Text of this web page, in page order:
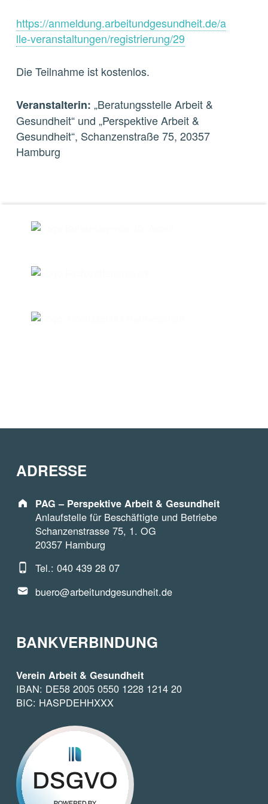
https://anmeldung.arbeitundgesundheit.de/a
lle-veranstaltungen/registrierung/29
Die Teilnahme ist kostenlos.
Veranstalterin: „Beratungsstelle Arbeit &
Gesundheit“ und „Perspektive Arbeit &
Gesundheit“, Schanzenstraße 75, 20357
Hamburg
ADRESSE
Address:
PAG – Perspektive Arbeit & Gesundheit
Anlaufstelle für Beschäftigte und Betriebe
Schanzenstrasse 75, 1. OG
20357 Hamburg
Phone number:
Tel.: 040 439 28 07
Email address:
buero@arbeitundgesundheit.de
BANKVERBINDUNG
Verein Arbeit & Gesundheit
IBAN: DE58 2005 0550 1228 1214 20
BIC: HASPDEHHXXX